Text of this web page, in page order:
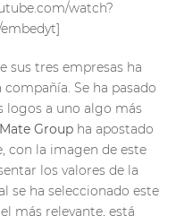
watch?
sus tres empresas ha
Se ha pasado
logos a uno algo más
Groupha apostado
con la imagen de este
los valores de la
se ha seleccionado este
más relevante, está